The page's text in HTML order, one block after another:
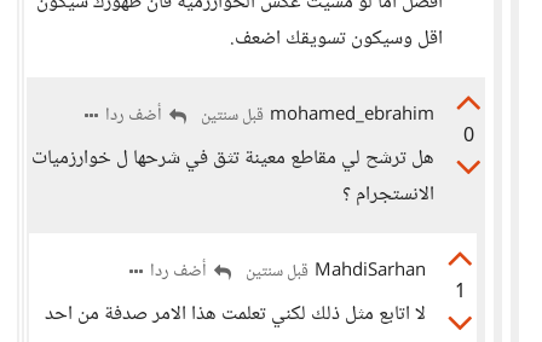
اقل وسيكون تسويقك اضعف.
0
mohamed_ebrahim قبل سنتين أضف ردا
هل ترشح لي مقاطع معينة تثق في شرحها ل خوارزميات
الانستجرام ؟
1
MahdiSarhan قبل سنتين أضف ردا
لا اتابع مثل ذلك لكني تعلمت هذا الامر صدفة من احد